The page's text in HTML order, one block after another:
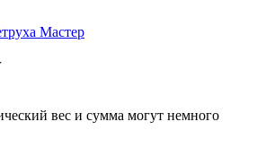
Мастер
вес и сумма могут немного